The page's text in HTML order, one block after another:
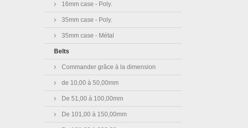
16mm case - Poly.
35mm case - Poly.
35mm case - Métal
Belts
Commander grâce à la dimension
de 10,00 à 50,00mm
De 51,00 à 100,00mm
De 101,00 à 150,00mm